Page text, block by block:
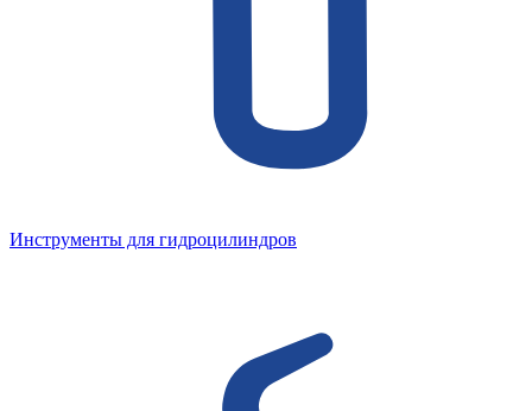
Инструменты для гидроцилиндров